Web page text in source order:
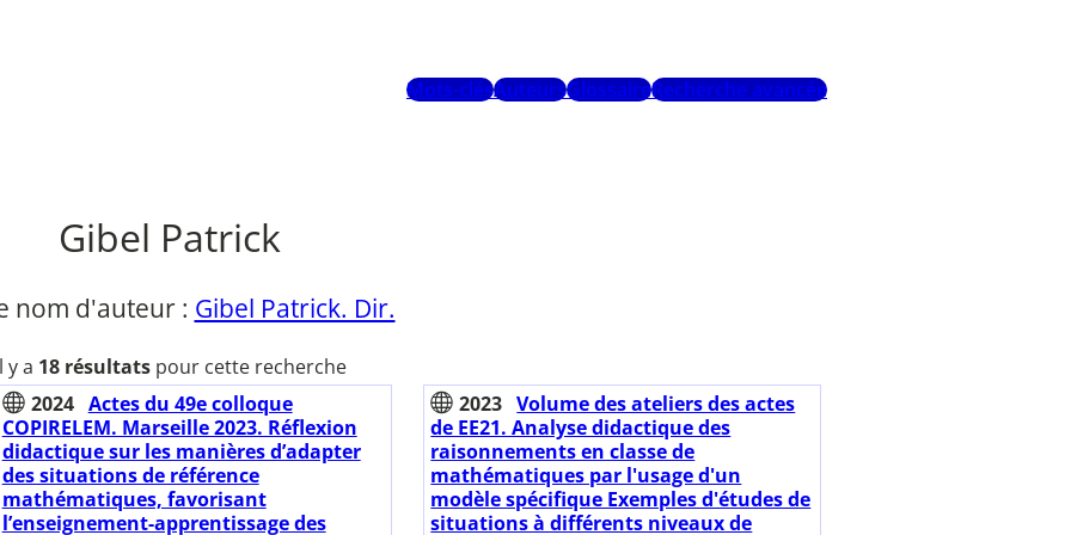
Mots-clésAuteursGlossaireRecherche avancée
Gibel Patrick
nom d'auteur : Gibel Patrick. Dir.
y a 18 résultatspour cette recherche
2024 Actes du 49e colloque
COPIRELEM. Marseille 2023. Réflexion
didactique sur les manières d’adapter
des situations de référence
mathématiques, favorisant
l’enseignement-apprentissage des
2023 Volume des ateliers des actes
de EE21. Analyse didactique des
raisonnements en classe de
mathématiques par l'usage d'un
modèle spécifique Exemples d'études de
situations à différents niveaux de